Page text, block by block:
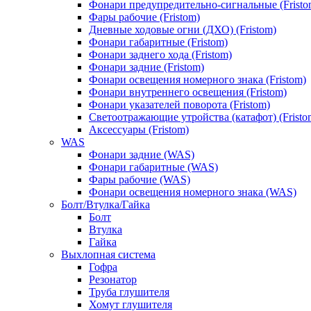
Фонари предупредительно-сигнальные
Фары рабочие (Fristom)
Дневные ходовые огни (ДХО) (Fristom)
Фонари габаритные (Fristom)
Фонари заднего хода (Fristom)
Фонари задние (Fristom)
Фонари освещения номерного знака (Fristom)
Фонари внутреннего освещения (Fristom)
Фонари указателей поворота (Fristom)
Светоотражающие утройства (катафот)
Аксессуары (Fristom)
WAS
Фонари задние (WAS)
Фонари габаритные (WAS)
Фары рабочие (WAS)
Фонари освещения номерного знака (WAS)
Болт/Втулка/Гайка
Болт
Втулка
Гайка
Выхлопная система
Гофра
Резонатор
Труба глушителя
Хомут глушителя